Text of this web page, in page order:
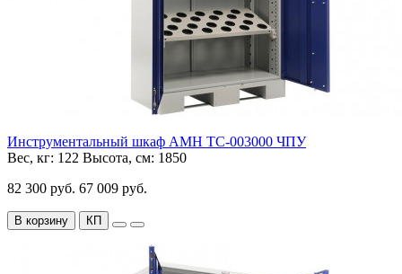
Инструментальный шкаф AMH TC-003000 ЧПУ
Вес, кг: 122 Высота, см: 1850
82 300 руб. 67 009 руб.
В корзину КП